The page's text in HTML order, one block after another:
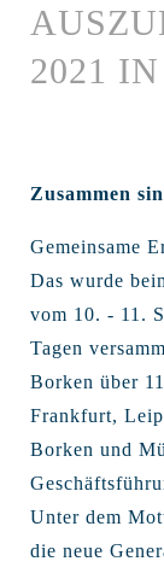
2021
Zusammen
Gemeinsame
Das wurde
vom 10. - 11.
Tagen
Borken über
Frankfurt,
Borken und
Unter dem
die neue